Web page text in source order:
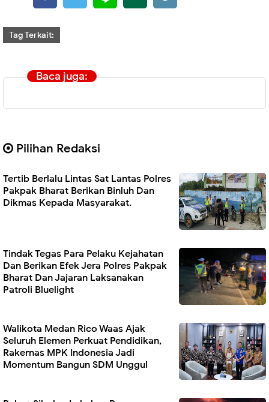
Tag Terkait:
Baca juga:
Pilihan Redaksi
Tertib Berlalu Lintas Sat Lantas Polres
Pakpak Bharat Berikan Binluh Dan
Dikmas Kepada Masyarakat.
Tindak Tegas Para Pelaku Kejahatan
Dan Berikan Efek Jera Polres Pakpak
Bharat Dan Jajaran Laksanakan
Patroli Bluelight
Walikota Medan Rico Waas Ajak
Seluruh Elemen Perkuat Pendidikan,
Rakernas MPK Indonesia Jadi
Momentum Bangun SDM Unggul